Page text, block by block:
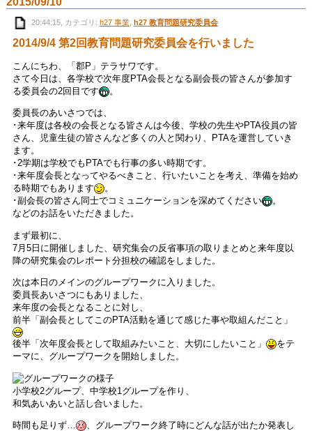
20:44:15, カテゴリ: h27 事業, h27 教育問題研究委員会
2014/9/4 第2回教育問題研究委員会を行いました
こんにちわ、「郡P」テラサワです。
さて今日は、各学校で次年度PTA会長となる副会長の皆さんが参加す
る委員会の2回目です
。
委員長のあいさつでは、
･来年度は各校の会長となる皆さんは今後、学校の先生やPTA役員の皆
さん、児童生徒の皆さんなど多くの人と関わり、PTAを運営していき
ます。
･2学期は学校でもPTAでも行事の多い時期です。
･来年度会長となってやるべきこと、行いたいことを考え、準備を始め
る時期でもあります
。
･副会長の皆さん同士でコミュニケーションを深めてください
。
などのお話をいただきました。
まず最初に、
7月5日に開催しました、研究集会の反省事項の取りまとめと来年度以
降の研究集会のレポート分担校の確認をしました。
次は本日のメインのグループワークに入りました。
委員長あいさつにもありました、
来年度の会長となることに対し、
前半「副会長としてこのPTA活動を通じて感じた事や取組んだこと」
後半「次年度会長として取組みたいこと、大切にしたいこと」
をテ
ーマに、グループワークを開始しました。
小学校2グループ、中学校1グループを作り、
和気あいあいと話し合いました。
時間も足りず…
、グループワーク終了時にどんな話が出たか発表し